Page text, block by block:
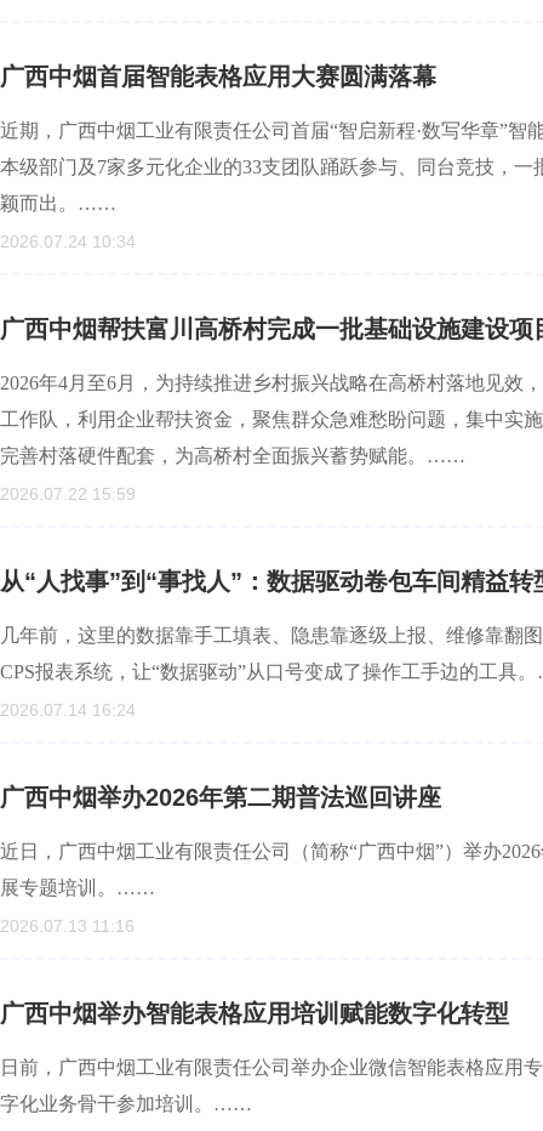
广西中烟首届智能表格应用大赛圆满落幕
近期，广西中烟工业有限责任公司首届“智启新程·数写华章”
本级部门及7家多元化企业的33支团队踊跃参与、同台竞技，
颖而出。……
2026.07.24 10:34
广西中烟帮扶富川高桥村完成一批基础设施建设项
2026年4月至6月，为持续推进乡村振兴战略在高桥村落地见效
工作队，利用企业帮扶资金，聚焦群众急难愁盼问题，集中实
完善村落硬件配套，为高桥村全面振兴蓄势赋能。……
2026.07.22 15:59
从“人找事”到“事找人”：数据驱动卷包车间精益转
几年前，这里的数据靠手工填表、隐患靠逐级上报、维修靠翻
CPS报表系统，让“数据驱动”从口号变成了操作工手边的工具
2026.07.14 16:24
广西中烟举办2026年第二期普法巡回讲座
近日，广西中烟工业有限责任公司（简称“广西中烟”）举办
展专题培训。……
2026.07.13 11:16
广西中烟举办智能表格应用培训赋能数字化转型
日前，广西中烟工业有限责任公司举办企业微信智能表格应用
字化业务骨干参加培训。……